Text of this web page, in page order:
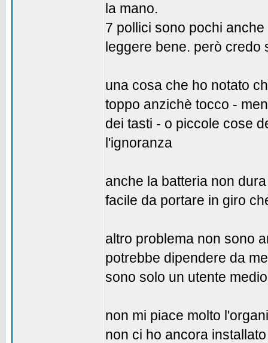
la mano.
7 pollici sono pochi
leggere bene. però credo
una cosa che ho notato
toppo anzichè tocco -
dei tasti - o piccole cose
l'ignoranza
anche la batteria non
facile da portare in giro
altro problema non sono
potrebbe dipendere da
sono solo un utente
non mi piace molto
non ci ho ancora